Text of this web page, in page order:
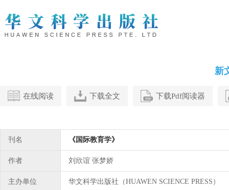
新
在线阅读 下载全文 下载Pdf阅读器
刊名 《国际教育学》
作者 刘欣谊 张梦娇
主办单位 华文科学出版社（HUAWEN SCIENCE PRESS）